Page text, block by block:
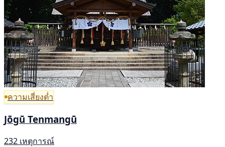
ความเสี่ยงต่ำ
Jōgū Tenmangū
232 เหตุการณ์